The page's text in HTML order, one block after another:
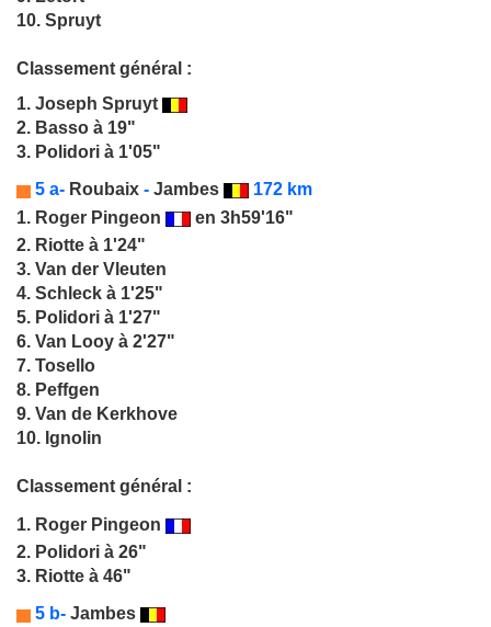
10. Spruyt
Classement général :
1. Joseph Spruyt
2. Basso à 19"
3. Polidori à 1'05"
5 a- Roubaix - Jambes
172 km
1. Roger Pingeon
en 3h59'16"
2. Riotte à 1'24"
3. Van der Vleuten
4. Schleck à 1'25"
5. Polidori à 1'27"
6. Van Looy à 2'27"
7. Tosello
8. Peffgen
9. Van de Kerkhove
10. Ignolin
Classement général :
1. Roger Pingeon
2. Polidori à 26"
3. Riotte à 46"
5 b- Jambes